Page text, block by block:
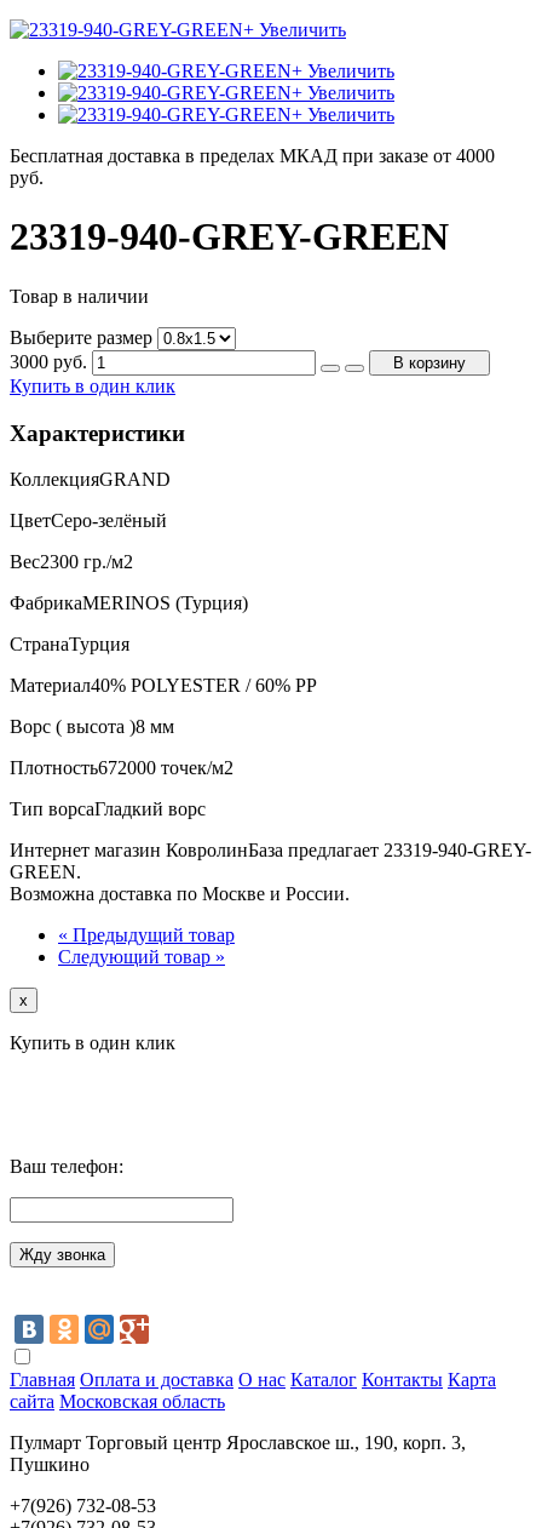
+ Увеличить
+ Увеличить
+ Увеличить
+ Увеличить
Бесплатная доставка в пределах МКАД при заказе от 4000
руб.
23319-940-GREY-GREEN
Товар в наличии
Выберите размер
3000 руб. В корзину
Купить в один клик
Характеристики
КоллекцияGRAND
ЦветСеро-зелёный
Вес2300 гр./м2
ФабрикаMERINOS (Турция)
СтранаТурция
Материал40% POLYESTER / 60% PP
Ворс ( высота )8 мм
Плотность672000 точек/м2
Тип ворсаГладкий ворс
Интернет магазин КовролинБаза предлагает 23319-940-GREY-
GREEN.
Возможна доставка по Москве и России.
« Предыдущий товар
Следующий товар »
x
Купить в один клик
Ваш телефон:
Главная Оплата и доставка О нас Каталог Контакты Карта
сайта Московская область
Пулмарт Торговый центр Ярославское ш., 190, корп. 3,
Пушкино
+7(926) 732-08-53